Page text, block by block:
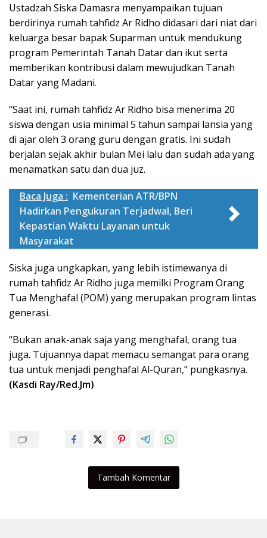
Ustadzah Siska Damasra menyampaikan tujuan
berdirinya rumah tahfidz Ar Ridho didasari dari niat dari
keluarga besar bapak Suparman untuk mendukung
program Pemerintah Tanah Datar dan ikut serta
memberikan kontribusi dalam mewujudkan Tanah
Datar yang Madani.
“Saat ini, rumah tahfidz Ar Ridho bisa menerima 20
siswa dengan usia minimal 5 tahun sampai lansia yang
di ajar oleh 3 orang guru dengan gratis. Ini sudah
berjalan sejak akhir bulan Mei lalu dan sudah ada yang
menamatkan satu dan dua juz.
Baca Juga : Kementerian ATR/BPN
Hadirkan Pengukuran Terjadwal, Beri
Kepastian Waktu Layanan untuk
Masyarakat
Siska juga ungkapkan, yang lebih istimewanya di
rumah tahfidz Ar Ridho juga memilki Program Orang
Tua Menghafal (POM) yang merupakan program lintas
generasi.
“Bukan anak-anak saja yang menghafal, orang tua
juga. Tujuannya dapat memacu semangat para orang
tua untuk menjadi penghafal Al-Quran,” pungkasnya.
(Kasdi Ray/Red.Jm)
Tambah Komentar